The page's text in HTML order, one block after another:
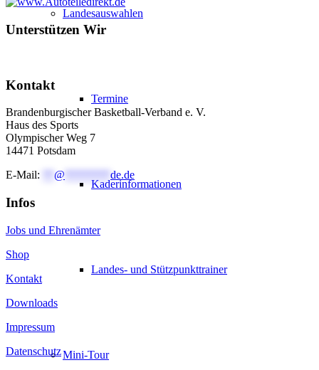
Landesauswahlen
Termine
Kaderinformationen
Landes- und Stützpunkttrainer
Mini-Tour
Unterstützen Wir
Kontakt
Brandenburgischer Basketball-Verband e. V.
Haus des Sports
Olympischer Weg 7
14471 Potsdam
E-Mail:
@ de.de
Infos
Jobs und Ehrenämter
Shop
Kontakt
Downloads
Impressum
Datenschutz